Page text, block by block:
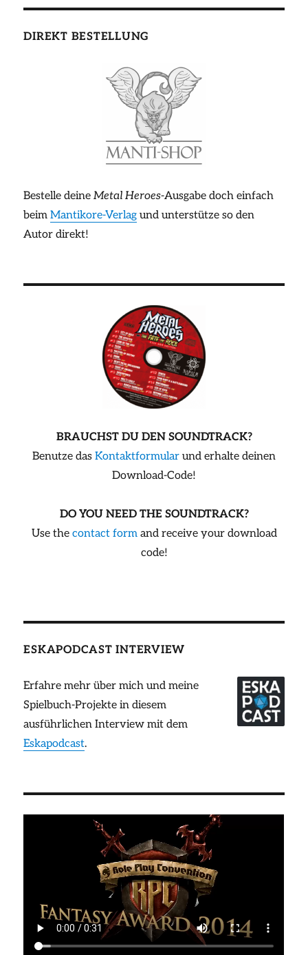
DIREKT BESTELLUNG
Bestelle deineMetal Heroes-Ausgabe doch einfach
beimMantikore-Verlag und unterstütze so den
Autor direkt!
BRAUCHST DU DEN SOUNDTRACK?
Benutze das Kontaktformular und erhalte deinen
Download-Code!
DO YOU NEED THE SOUNDTRACK?
Use the contact formand receive your download
code!
ESKAPODCAST INTERVIEW
Erfahre mehr über mich und meine
Spielbuch-Projekte in diesem
ausführlichen Interview mit dem
Eskapodcast.